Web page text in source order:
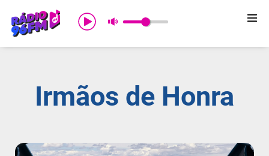
Início
Promoções
Irmãos de Honra